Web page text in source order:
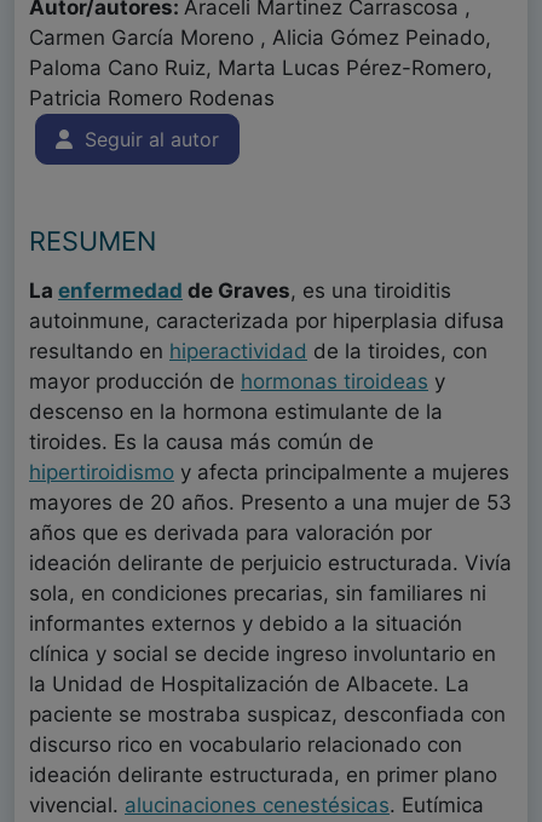
Autor/autores: Araceli Martinez Carrascosa ,
Carmen García Moreno , Alicia Gómez Peinado,
Paloma Cano Ruiz, Marta Lucas Pérez-Romero,
Patricia Romero Rodenas
Seguir al autor
RESUMEN
La enfermedad de Graves, es una tiroiditis
autoinmune, caracterizada por hiperplasia difusa
resultando en hiperactividad de la tiroides, con
mayor producción de hormonas tiroideas y
descenso en la hormona estimulante de la
tiroides. Es la causa más común de
hipertiroidismo y afecta principalmente a mujeres
mayores de 20 años. Presento a una mujer de 53
años que es derivada para valoración por
ideación delirante de perjuicio estructurada. Vivía
sola, en condiciones precarias, sin familiares ni
informantes externos y debido a la situación
clínica y social se decide ingreso involuntario en
la Unidad de Hospitalización de Albacete. La
paciente se mostraba suspicaz, desconfiada con
discurso rico en vocabulario relacionado con
ideación delirante estructurada, en primer plano
vivencial. alucinaciones cenestésicas. Eutímica